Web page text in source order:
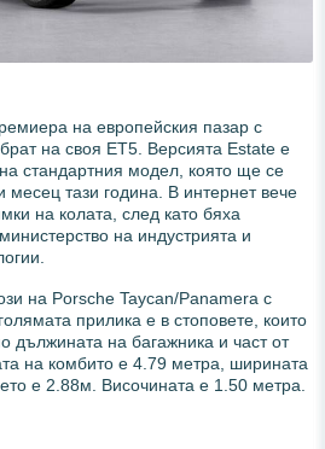
на европейския пазар с
на своя ET5. Версията Estate е
стандартния модел, която ще се
тази година. В интернет вече
на колата, след като бяха
на индустрията и
на Porsche Taycan/Panamera с
прилика е в стоповете, които
дължината на багажника и част от
на комбито е 4.79 метра, ширината
е 2.88м. Височината е 1.50 метра.